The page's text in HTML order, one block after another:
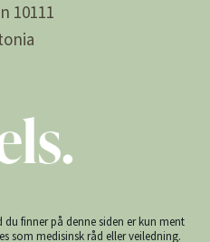
10111
finner på denne siden er kun ment
som medisinsk råd eller veiledning.